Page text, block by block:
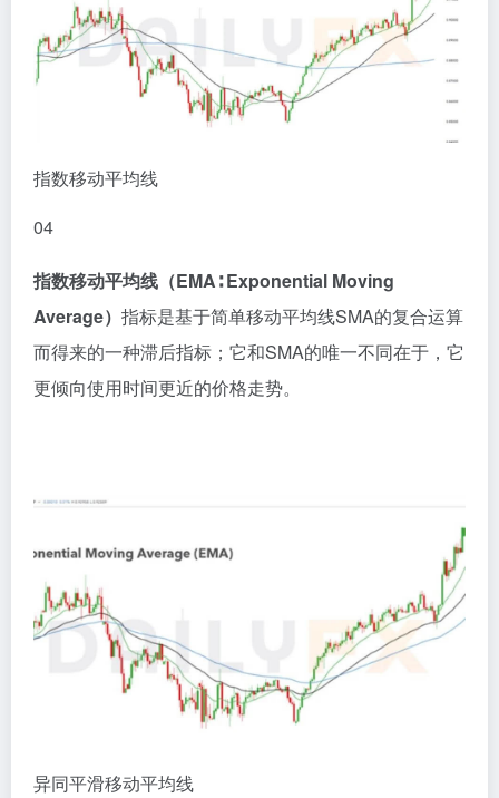
指数移动平均线
04
指数移动平均线（EMA∶ Exponential Moving
Average） 指标是基于简单移动平均线SMA的复合运算
而得来的一种滞后指标；它和SMA的唯一不同在于，它
更倾向使用时间更近的价格走势。
异同平滑移动平均线